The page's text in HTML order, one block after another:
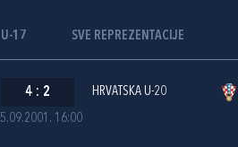
U-17 SVE REPREZENTACIJE
16:00
4 : 2 HRVATSKA U-20